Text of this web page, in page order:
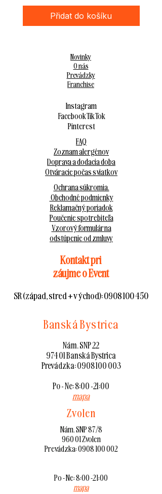
Přidat do košíku
Novinky
O nás
Prevádzky
Franchise
Instagram
FacebookTik Tok
Pinterest
FAQ
Zoznam alergénov
Doprava a dodacia doba
Otváracie počas sviatkov
Ochrana súkromia.
Obchodné podmienky
Reklamačný poriadok
Poučenie spotrebiteľa
Vzorový formulár na
odstúpenie od zmluvy
Kontakt pri
záujme o Event
SR (západ, stred + východ):0908 100 450
Banská Bystrica
Nám. SNP 22
974 01 Banská Bystrica
Prevádzka:0908 100 003
Po - Ne: 8:00 -21:00
mapa
Zvolen
Nám. SNP 87/8
960 01 Zvolen
Prevádzka:0908 100 002
Po - Ne: 8:00 -21:00
mapa